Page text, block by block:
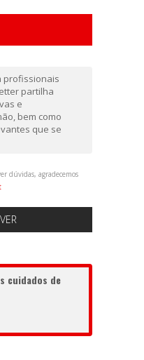
profissionais
partilha
e
bem como
que se
dúvidas, agradecemos
cuidados de